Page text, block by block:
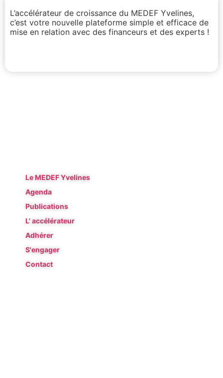
L’accélérateur de croissance du MEDEF Yvelines,
c’est votre nouvelle plateforme simple et efficace de
mise en relation avec des financeurs et des experts !
Le MEDEF Yvelines
Agenda
Publications
L' accélérateur
Adhérer
S'engager
Contact